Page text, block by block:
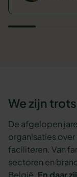
We zijn
De afgelopen
organisaties
faciliteren. Van
sectoren en